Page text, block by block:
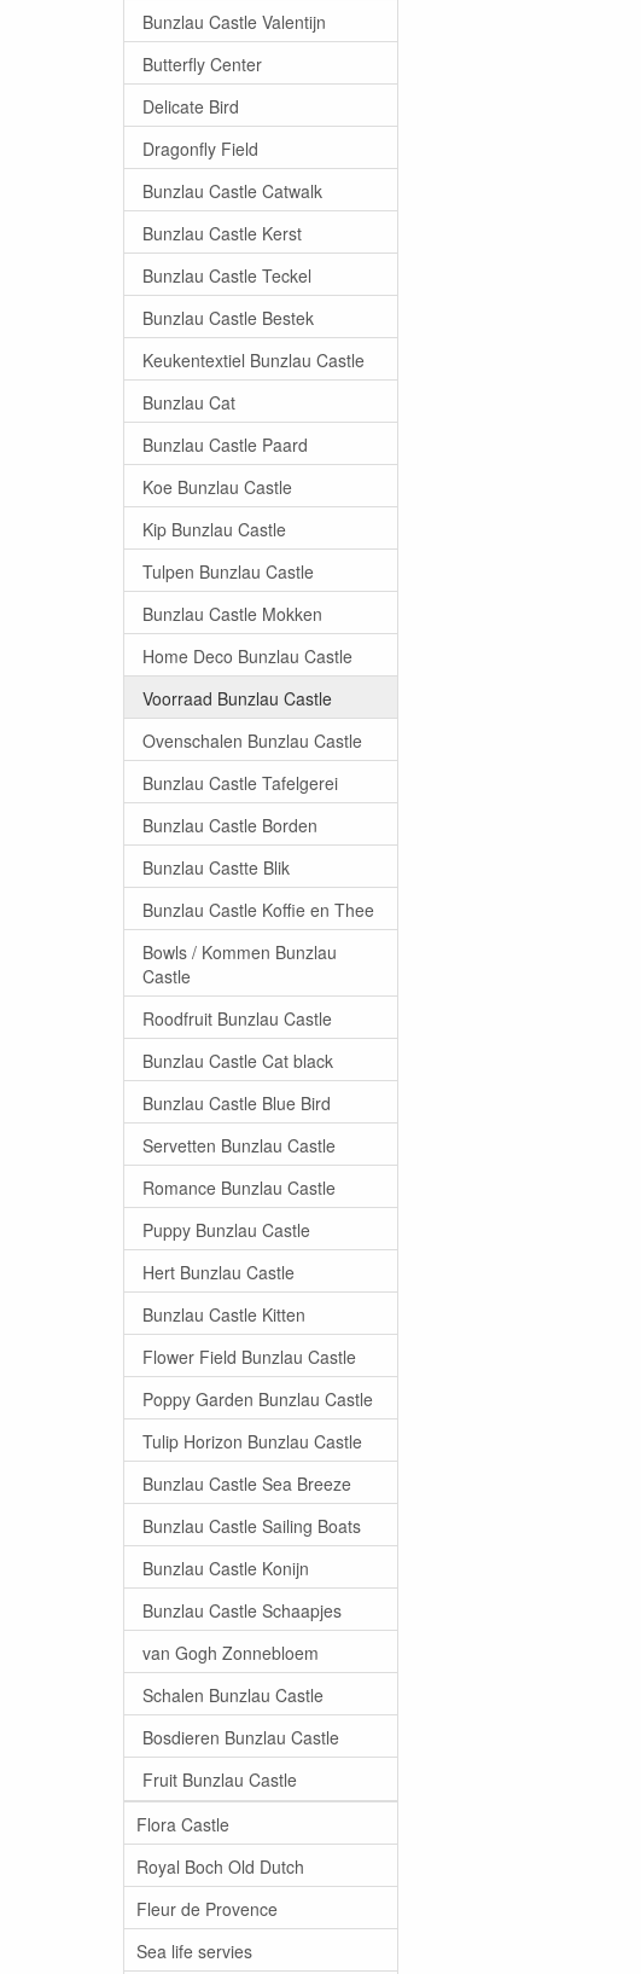
Bunzlau Castle Valentijn
Butterfly Center
Delicate Bird
Dragonfly Field
Bunzlau Castle Catwalk
Bunzlau Castle Kerst
Bunzlau Castle Teckel
Bunzlau Castle Bestek
Keukentextiel Bunzlau Castle
Bunzlau Cat
Bunzlau Castle Paard
Koe Bunzlau Castle
Kip Bunzlau Castle
Tulpen Bunzlau Castle
Bunzlau Castle Mokken
Home Deco Bunzlau Castle
Voorraad Bunzlau Castle
Ovenschalen Bunzlau Castle
Bunzlau Castle Tafelgerei
Bunzlau Castle Borden
Bunzlau Castte Blik
Bunzlau Castle Koffie en Thee
Bowls / Kommen Bunzlau
Castle
Roodfruit Bunzlau Castle
Bunzlau Castle Cat black
Bunzlau Castle Blue Bird
Servetten Bunzlau Castle
Romance Bunzlau Castle
Puppy Bunzlau Castle
Hert Bunzlau Castle
Bunzlau Castle Kitten
Flower Field Bunzlau Castle
Poppy Garden Bunzlau Castle
Tulip Horizon Bunzlau Castle
Bunzlau Castle Sea Breeze
Bunzlau Castle Sailing Boats
Bunzlau Castle Konijn
Bunzlau Castle Schaapjes
van Gogh Zonnebloem
Schalen Bunzlau Castle
Bosdieren Bunzlau Castle
Fruit Bunzlau Castle
Flora Castle
Royal Boch Old Dutch
Fleur de Provence
Sea life servies